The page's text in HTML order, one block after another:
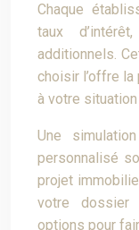
Chaque
taux
additionnels.
choisir l’offre
à votre
Une
personnalisé
projet
votre dossier
options pour